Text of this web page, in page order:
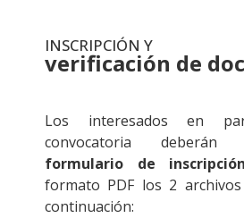
INSCRIPCIÓN Y
verificación de
Los interesados en
convocatoria deberán
formulario de inscripción
formato PDF los 2
continuación: